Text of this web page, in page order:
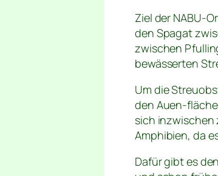
Ziel der NABU-
den Spagat
zwischen
bewässerten
Um die
den Auen-
sich inzwischen
Amphibien, da
Dafür gibt es